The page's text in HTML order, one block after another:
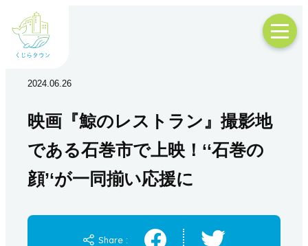
2024.06.26
映画『鯨のレストラン』撮影地
である石巻市で上映！‘‘石巻の
顔’‘が一同揃い応援に
Share :